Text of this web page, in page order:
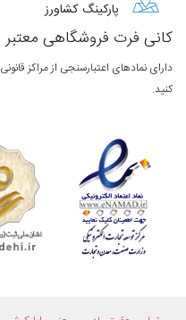
پارکینگ کشاورز
کانی فرت فروشگاهی معتبر
دارای نمادهای اعتبارسنجی از مراکز
کنید.